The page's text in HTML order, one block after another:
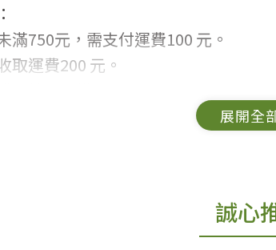
滿750元，需支付運費100 元。
取運費200 元。
列「不適用七天鑑賞期商品」情形者
誠心